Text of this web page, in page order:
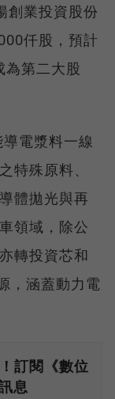
創業投資股份
仟股，預計
第二大股
電漿料一線
特殊原料、
體拋光與再
領域，除公
轉投資芯和
，涵蓋動力電
訂閱《數位
息